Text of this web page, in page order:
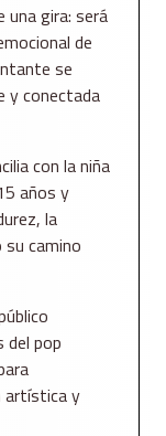
una gira: será
de
se
y conectada
con la niña
años y
la
camino
del pop
artística y